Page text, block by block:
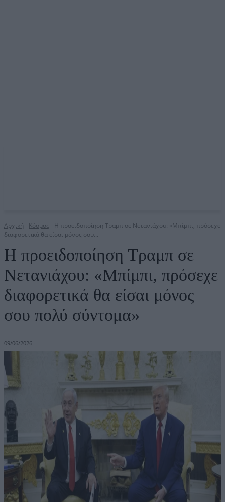
Αρχική Κόσμος
Η προειδοποίηση Τραμπ σε Νετανιάχου: «Μπίμπι, πρόσεχε
διαφορετικά θα είσαι μόνος σου...
Η προειδοποίηση Τραμπ σε
Νετανιάχου: «Μπίμπι, πρόσεχε
διαφορετικά θα είσαι μόνος
σου πολύ σύντομα»
09/06/2026